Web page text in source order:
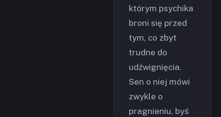
którym psychika
broni się przed
tym, co zbyt
trudne do
udźwignięcia.
Sen o niej mówi
zwykle o
pragnieniu, byś